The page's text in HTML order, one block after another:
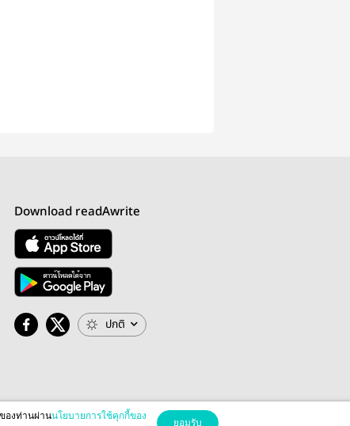
Download readAwrite
ปกติ
องท่านผ่านนโยบายการใช้คุกกี้ของ
ยอมรับ